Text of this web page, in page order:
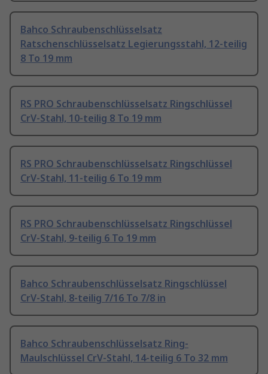
Bahco Schraubenschlüsselsatz
Ratschenschlüsselsatz Legierungsstahl, 12-teilig
8 To 19 mm
RS PRO Schraubenschlüsselsatz Ringschlüssel
CrV-Stahl, 10-teilig 8 To 19 mm
RS PRO Schraubenschlüsselsatz Ringschlüssel
CrV-Stahl, 11-teilig 6 To 19 mm
RS PRO Schraubenschlüsselsatz Ringschlüssel
CrV-Stahl, 9-teilig 6 To 19 mm
Bahco Schraubenschlüsselsatz Ringschlüssel
CrV-Stahl, 8-teilig 7/16 To 7/8 in
Bahco Schraubenschlüsselsatz Ring-
Maulschlüssel CrV-Stahl, 14-teilig 6 To 32 mm